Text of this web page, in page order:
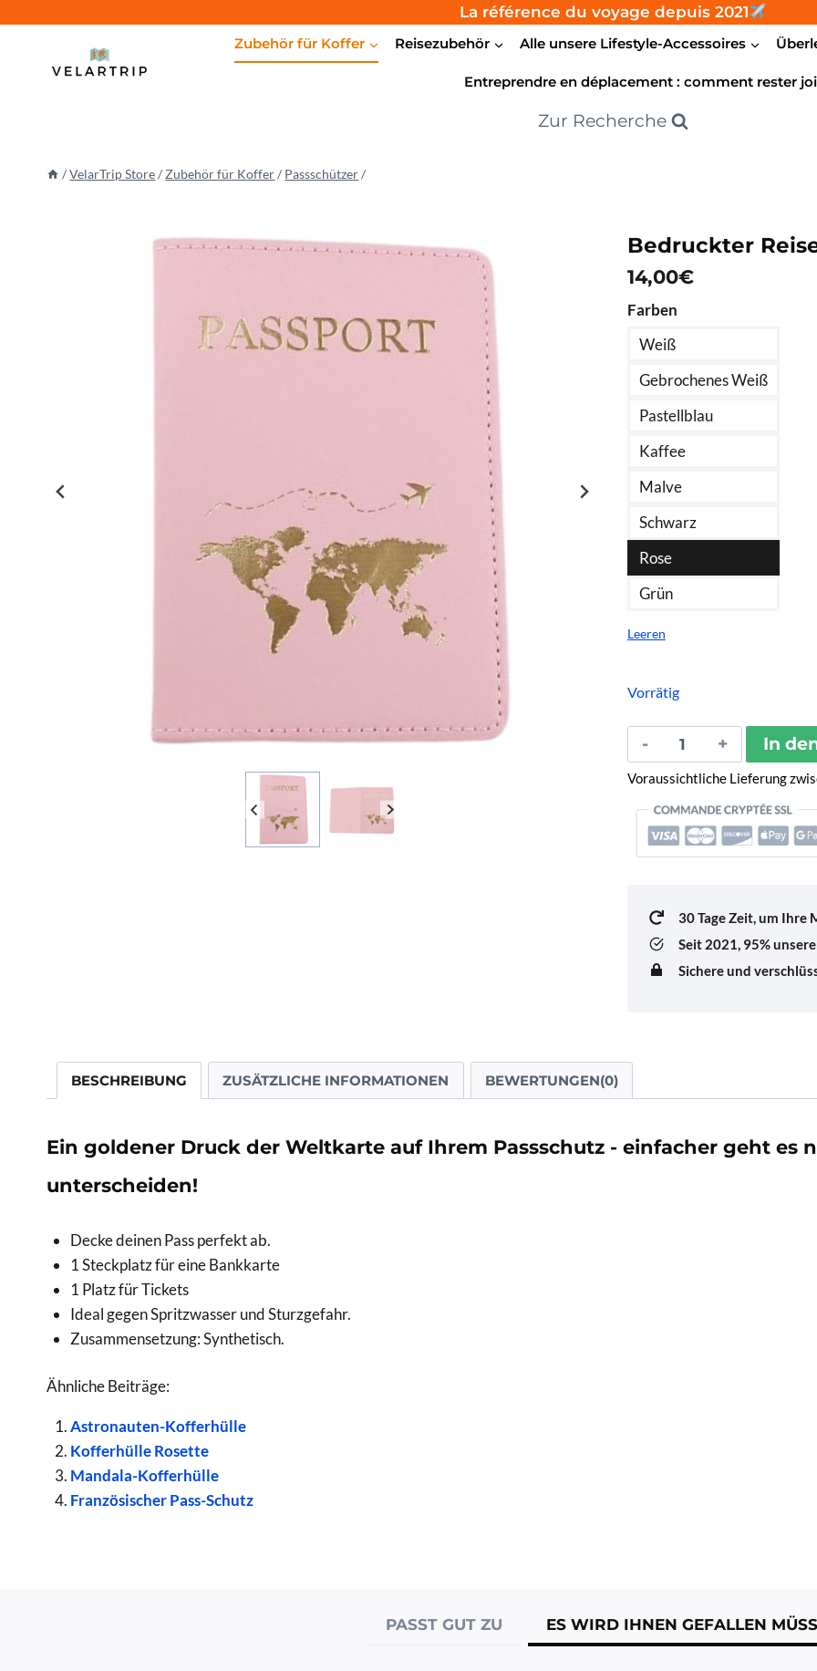
La référence du voyage depuis 2021
Zubehör für Koffer Reisezubehör Alle unsere Lifestyle-Accessoires
Entreprendre en déplacement : comment rester
Zur Recherche
/ VelarTrip Store / Zubehör für Koffer / Passschützer /
Bedruckter
14,00€
Farben
Weiß
Gebrochenes Weiß
Pastellblau
Kaffee
Malve
Schwarz
Rose
Grün
Leeren
Vorrätig
Protège-
Passeport
Imprimé
Mappemonde
Menge
In
Voraussichtliche Lieferung
30 Tage Zeit, um Ihre
Seit 2021, 95%
Sichere und
BESCHREIBUNG ZUSÄTZLICHE INFORMATIONEN BEWERTUNGEN(0)
Ein goldener Druck der Weltkarte auf Ihrem Passschutz - einfacher geht es
unterscheiden!
Decke deinen Pass perfekt ab.
1 Steckplatz für eine Bankkarte
1 Platz für Tickets
Ideal gegen Spritzwasser und Sturzgefahr.
Zusammensetzung: Synthetisch.
Ähnliche Beiträge:
Astronauten-Kofferhülle
Kofferhülle Rosette
Mandala-Kofferhülle
Französischer Pass-Schutz
PASST GUT ZU ES WIRD IHNEN GEFALLEN